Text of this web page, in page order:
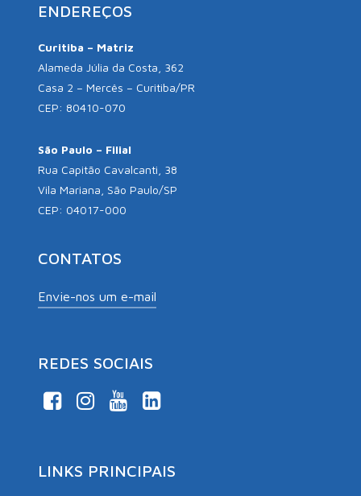
ENDEREÇOS
Curitiba – Matriz
Alameda Júlia da Costa, 362
Casa 2 – Mercês – Curitiba/PR
CEP: 80410-070
São Paulo – Filial
Rua Capitão Cavalcanti, 38
Vila Mariana, São Paulo/SP
CEP: 04017-000
CONTATOS
Envie-nos um e-mail
REDES SOCIAIS
LINKS PRINCIPAIS